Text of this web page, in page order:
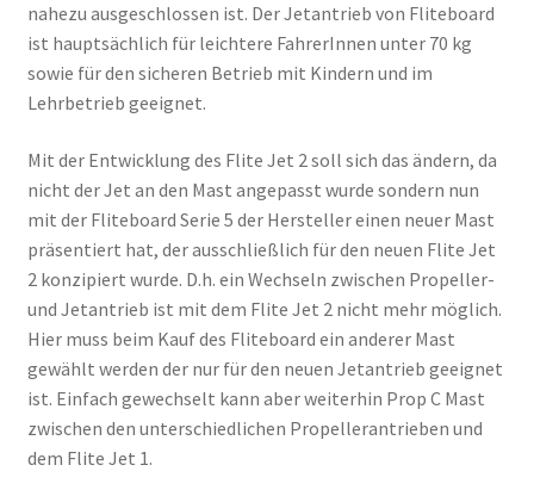
nahezu ausgeschlossen ist. Der Jetantrieb von Fliteboard
ist hauptsächlich für leichtere FahrerInnen unter 70 kg
sowie für den sicheren Betrieb mit Kindern und im
Lehrbetrieb geeignet.
Mit der Entwicklung des Flite Jet 2 soll sich das ändern, da
nicht der Jet an den Mast angepasst wurde sondern nun
mit der Fliteboard Serie 5 der Hersteller einen neuer Mast
präsentiert hat, der ausschließlich für den neuen Flite Jet
2 konzipiert wurde. D.h. ein Wechseln zwischen Propeller-
und Jetantrieb ist mit dem Flite Jet 2 nicht mehr möglich.
Hier muss beim Kauf des Fliteboard ein anderer Mast
gewählt werden der nur für den neuen Jetantrieb geeignet
ist. Einfach gewechselt kann aber weiterhin Prop C Mast
zwischen den unterschiedlichen Propellerantrieben und
dem Flite Jet 1.